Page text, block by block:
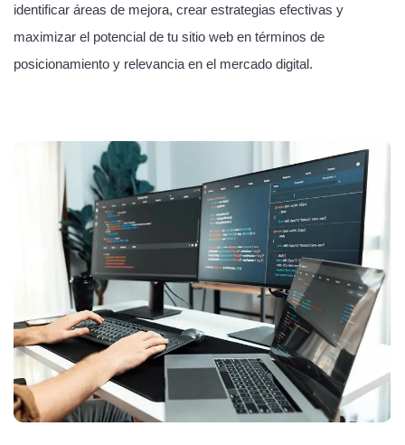
identificar áreas de mejora, crear estrategias efectivas y
maximizar el potencial de tu sitio web en términos de
posicionamiento y relevancia en el mercado digital.